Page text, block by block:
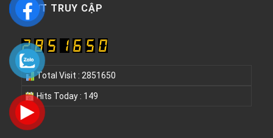
LƯỢT TRUY CẬP
Total Visit : 2851650
Hits Today : 149